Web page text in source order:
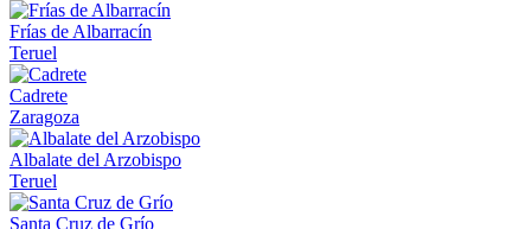
Frías de Albarracín
Teruel
Cadrete
Zaragoza
Albalate del Arzobispo
Teruel
Santa Cruz de Grío